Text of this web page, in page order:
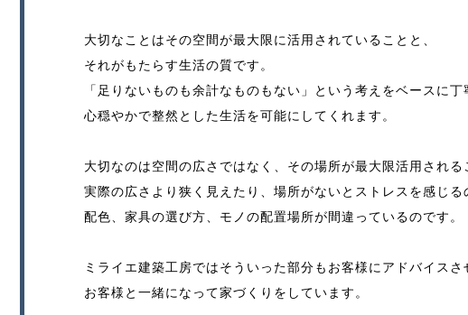
大切なことはその空間が最大限に活用されていることと、
それがもたらす生活の質です。
「足りないものも余計なものもない」という考えをベースに
心穏やかで整然とした生活を可能にしてくれます。
大切なのは空間の広さではなく、その場所が最大限活用される
実際の広さより狭く見えたり、場所がないとストレスを感じる
配色、家具の選び方、モノの配置場所が間違っているのです。
ミライエ建築工房ではそういった部分もお客様にアドバイスさ
お客様と一緒になって家づくりをしています。